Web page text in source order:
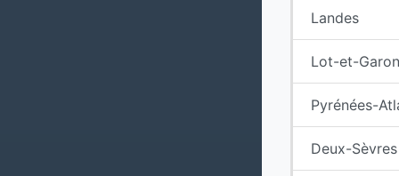
Landes
Lot-et-
Pyrénées-
Deux-Sèvres